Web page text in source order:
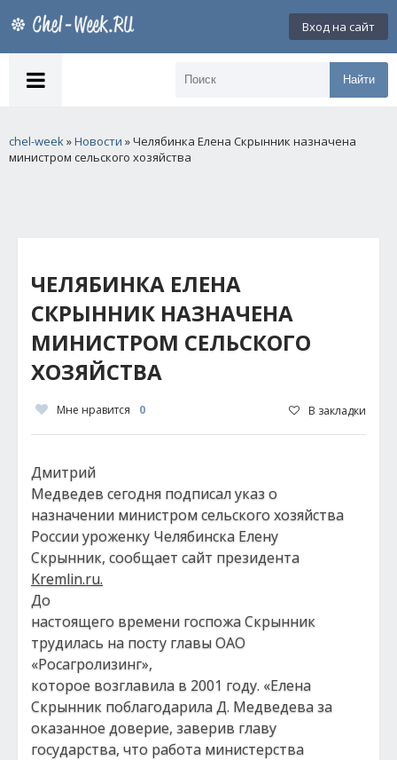
Вход на сайт
Найти
chel-week»Новости » Челябинка Елена Скрынник назначена
министром сельского хозяйства
ЧЕЛЯБИНКА ЕЛЕНА
СКРЫННИК НАЗНАЧЕНА
МИНИСТРОМ СЕЛЬСКОГО
ХОЗЯЙСТВА
Мне нравится 0 В закладки
Дмитрий
Медведев сегодня подписал указ о
назначении министром сельского хозяйства
России уроженку Челябинска Елену
Скрынник, сообщает сайт президента
Kremlin.ru.
До
настоящего времени госпожа Скрынник
трудилась на посту главы ОАО
«Росагролизинг»,
которое возглавила в 2001 году. «Елена
Скрынник поблагодарила Д. Медведева за
оказанное доверие, заверив главу
государства, что работа министерства